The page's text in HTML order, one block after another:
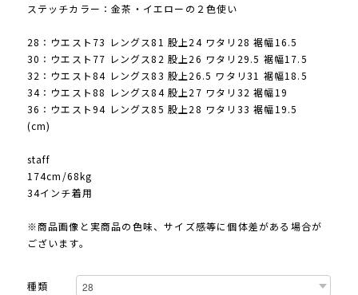
ステッチカラー：金茶・イエローの２色使い
28：ウエスト73 レングス81 股上24 ワタリ28 裾幅16.5
30：ウエスト77 レングス82 股上26 ワタリ29.5 裾幅17.5
32：ウエスト84 レングス83 股上26.5 ワタリ31 裾幅18.5
34：ウエスト88 レングス84 股上27 ワタリ32 裾幅19
36：ウエスト94 レングス85 股上28 ワタリ33 裾幅19.5
(cm)
staff
174cm/68kg
34インチ着用
※商品画像と実商品の色味、サイズ感等に個体差がある場合が
ございます。
種類